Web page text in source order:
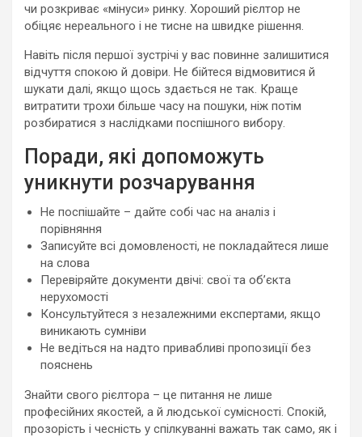
чи розкриває «мінуси» ринку. Хороший рієлтор не
обіцяє нереального і не тисне на швидке рішення.
Навіть після першої зустрічі у вас повинне залишитися
відчуття спокою й довіри. Не бійтеся відмовитися й
шукати далі, якщо щось здається не так. Краще
витратити трохи більше часу на пошуки, ніж потім
розбиратися з наслідками поспішного вибору.
Поради, які допоможуть
уникнути розчарування
Не поспішайте – дайте собі час на аналіз і
порівняння
Записуйте всі домовленості, не покладайтеся лише
на слова
Перевіряйте документи двічі: свої та об’єкта
нерухомості
Консультуйтеся з незалежними експертами, якщо
виникають сумніви
Не ведіться на надто привабливі пропозиції без
пояснень
Знайти свого рієлтора – це питання не лише
професійних якостей, а й людської сумісності. Спокій,
прозорість і чесність у спілкуванні важать так само, як і